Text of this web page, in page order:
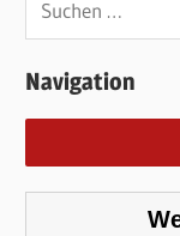
Navigation